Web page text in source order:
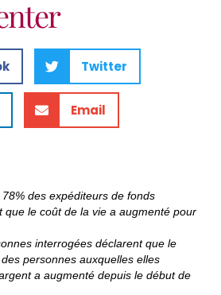
Twitter
Email
des expéditeurs de fonds
que le coût de la vie a augmenté pour
interrogées déclarent que le
personnes auxquelles elles
a augmenté depuis le début de